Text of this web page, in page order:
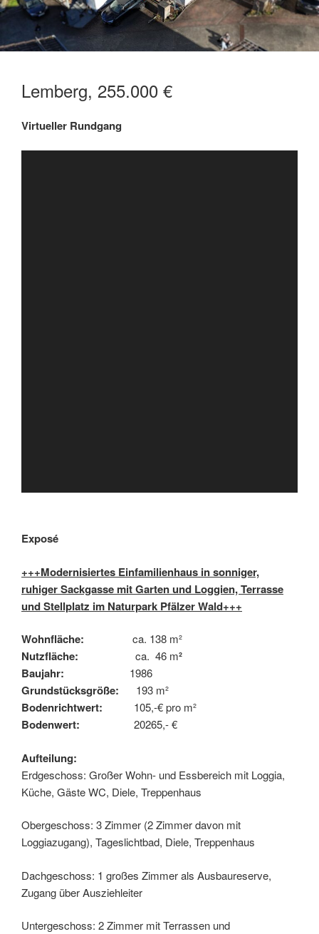
Lemberg, 255.000 €
Virtueller Rundgang
Exposé
+++Modernisiertes Einfamilienhaus in sonniger,
ruhiger Sackgasse mit Garten und Loggien, Terrasse
und Stellplatz im Naturpark Pfälzer Wald+++
Wohnfläche: ca. 138 m²
Nutzfläche: ca. 46 m²
Baujahr: 1986
Grundstücksgröße: 193 m²
Bodenrichtwert: 105,-€ pro m²
Bodenwert: 20265,- €
Aufteilung:
Erdgeschoss: Großer Wohn- und Essbereich mit Loggia,
Küche, Gäste WC, Diele, Treppenhaus
Obergeschoss: 3 Zimmer (2 Zimmer davon mit
Loggiazugang), Tageslichtbad, Diele, Treppenhaus
Dachgeschoss: 1 großes Zimmer als Ausbaureserve,
Zugang über Ausziehleiter
Untergeschoss: 2 Zimmer mit Terrassen und